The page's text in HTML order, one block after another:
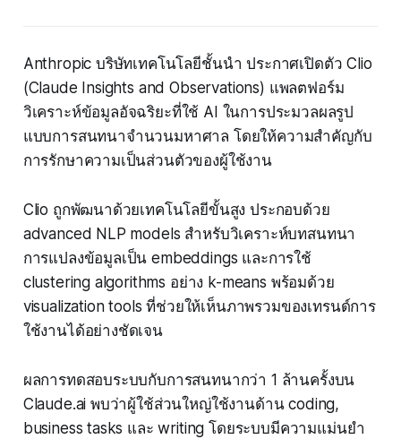
Anthropic บริษัทเทคโนโลยีชั้นนำ ประกาศเปิดตัว Clio
(Claude Insights and Observations) แพลตฟอร์ม
วิเคราะห์ข้อมูลอัจฉริยะที่ใช้ AI ในการประมวลผลรูป
แบบการสนทนาจำนวนมหาศาล โดยให้ความสำคัญกับ
การรักษาความเป็นส่วนตัวของผู้ใช้งาน
Clio ถูกพัฒนาด้วยเทคโนโลยีขั้นสูง ประกอบด้วย
advanced NLP models สำหรับวิเคราะห์บทสนทนา
การแปลงข้อมูลเป็น embeddings และการใช้
clustering algorithms อย่าง k-means พร้อมด้วย
visualization tools ที่ช่วยให้เห็นภาพรวมของเทรนด์การ
ใช้งานได้อย่างชัดเจน
ผลการทดสอบระบบกับการสนทนากว่า 1 ล้านครั้งบน
Claude.ai พบว่าผู้ใช้ส่วนใหญ่ใช้งานด้าน coding,
business tasks และ writing โดยระบบมีความแม่นยำ